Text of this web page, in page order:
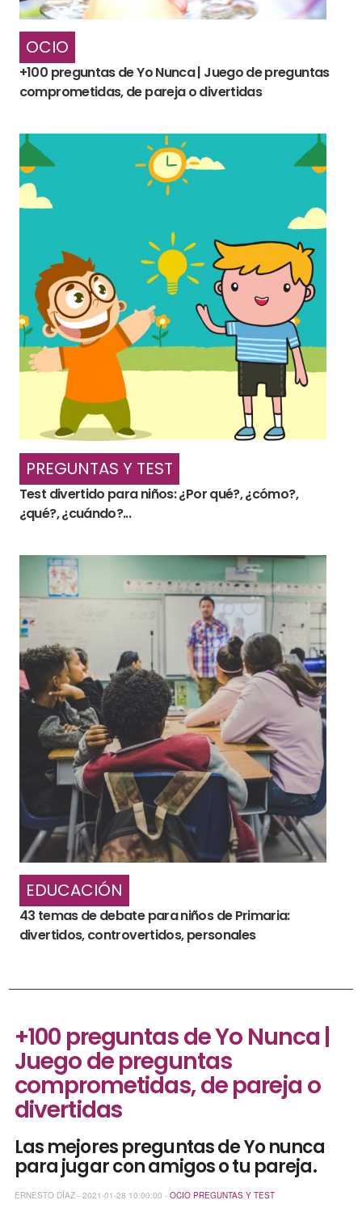
OCIO
+100 preguntas de Yo Nunca | Juego de preguntas
comprometidas, de pareja o divertidas
PREGUNTAS Y TEST
Test divertido para niños: ¿Por qué?, ¿cómo?,
¿qué?, ¿cuándo?...
EDUCACIÓN
43 temas de debate para niños de Primaria:
divertidos, controvertidos, personales
+100 preguntas de Yo Nunca |
Juego de preguntas
comprometidas, de pareja o
divertidas
Las mejores preguntas de Yo nunca
para jugar con amigos o tu pareja.
ERNESTO DÍAZ - 2021-01-28 10:00:00 - OCIO PREGUNTAS Y TEST